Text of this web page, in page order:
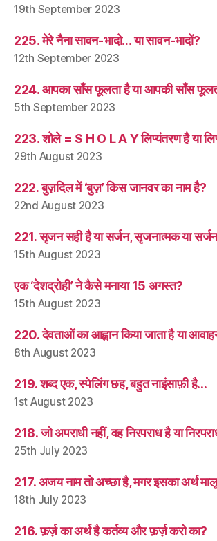
19th September 2023
225. मेरे नैना सावन-भादो… या सावन-भादों?
12th September 2023
224. आपका साँस फूलता है या आपकी साँस
5th September 2023
223. शोले = S H O L A Y लिप्यंतरण है या
29th August 2023
222. बुज़दिल में ‘बुज़’ किस जानवर का नाम है?
22nd August 2023
221. सृजन सही है या सर्जन, सृजनात्मक या
15th August 2023
एक ‘देशद्रोही’ ने कैसे मनाया 15 अगस्त?
15th August 2023
220. देवताओं का आह्वान किया जाता है या
8th August 2023
219. शब्द एक, स्पेलिंग छह, बहुत नाइंसाफ़ी है…
1st August 2023
218. जो अपराधी नहीं, वह निरपराध है या
25th July 2023
217. अजय नाम तो अच्छा है, मगर इसका अर्थ
18th July 2023
216. फ़र्ज़ का अर्थ है कर्तव्य और फ़र्ज़ करो का?